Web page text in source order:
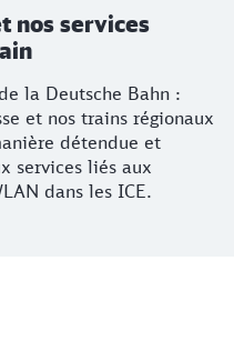
nos services
la Deutsche Bahn :
et nos trains régionaux
détendue et
services liés aux
dans les ICE.